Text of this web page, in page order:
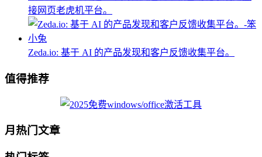
接网页老虎机平台。
Zeda.io: 基于 AI 的产品发现和客户反馈收集平台。
值得推荐
月热门文章